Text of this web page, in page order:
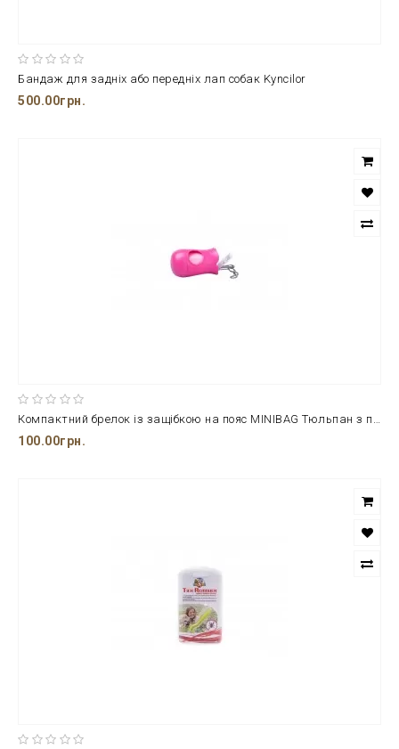
Бандаж для задніх або передніх лап собак Kyncilor
500.00грн.
100.00грн.